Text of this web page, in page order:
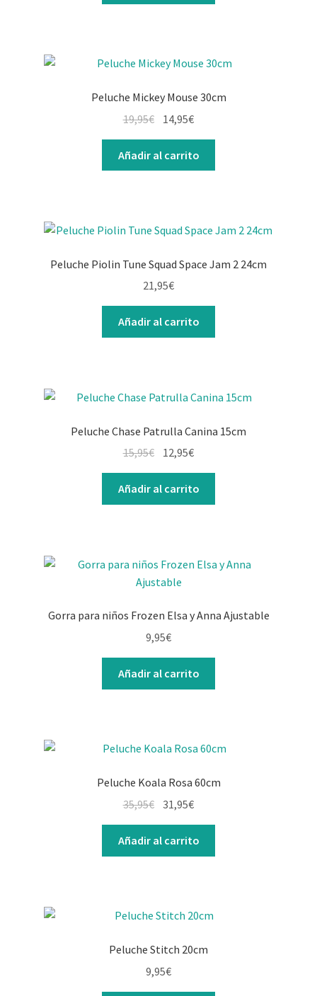
Peluche Mickey Mouse 30cm
19,95€ 14,95€
Añadir al carrito
Peluche Piolin Tune Squad Space Jam 2 24cm
21,95€
Añadir al carrito
Peluche Chase Patrulla Canina 15cm
15,95€ 12,95€
Añadir al carrito
Gorra para niños Frozen Elsa y Anna Ajustable
9,95€
Añadir al carrito
Peluche Koala Rosa 60cm
35,95€ 31,95€
Añadir al carrito
Peluche Stitch 20cm
9,95€